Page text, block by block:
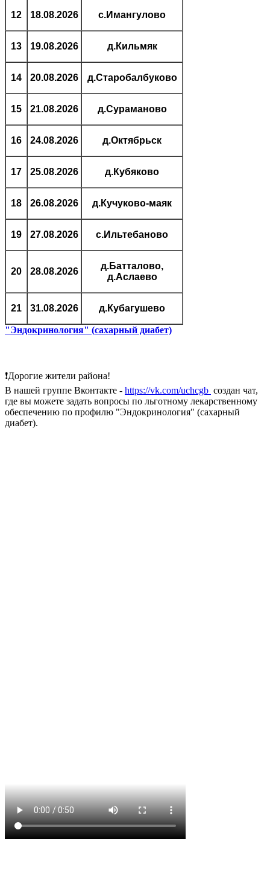
12 18.08.2026 с.Имангулово
13 19.08.2026 д.Кильмяк
14 20.08.2026 д.Старобалбуково
15 21.08.2026 д.Сураманово
16 24.08.2026 д.Октябрьск
17 25.08.2026 д.Кубяково
18 26.08.2026 д.Кучуково-маяк
19 27.08.2026 с.Ильтебаново
20 28.08.2026
д.Батталово,
д.Аслаево
21 31.08.2026 д.Кубагушево
"Эндокринология" (сахарный диабет)
❗Дорогие жители района!
В нашей группе Вконтакте - https://vk.com/uchcgb создан чат,
где вы можете задать вопросы по льготному лекарственному
обеспечению по профилю "Эндокринология" (сахарный
диабет).